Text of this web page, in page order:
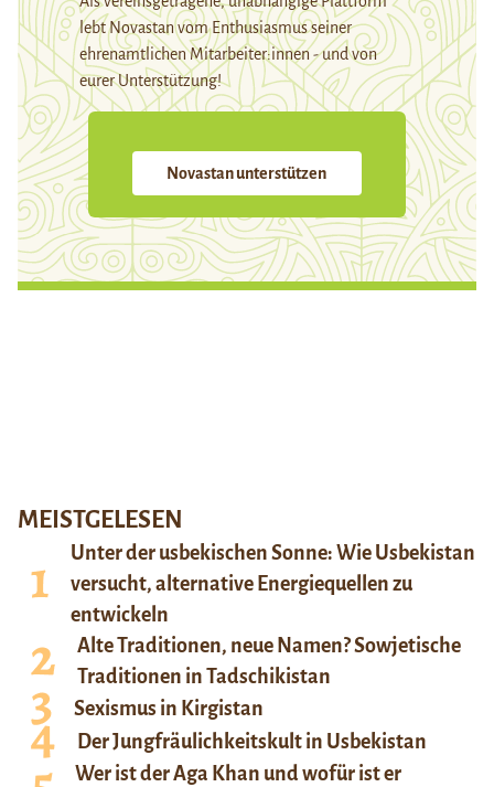
lebt Novastan vom Enthusiasmus seiner
ehrenamtlichen Mitarbeiter:innen - und von
eurer Unterstützung!
Novastan unterstützen
MEISTGELESEN
Unter der usbekischen Sonne: Wie Usbekistan
versucht, alternative Energiequellen zu
entwickeln
Alte Traditionen, neue Namen? Sowjetische
Traditionen in Tadschikistan
Sexismus in Kirgistan
Der Jungfräulichkeitskult in Usbekistan
Wer ist der Aga Khan und wofür ist er